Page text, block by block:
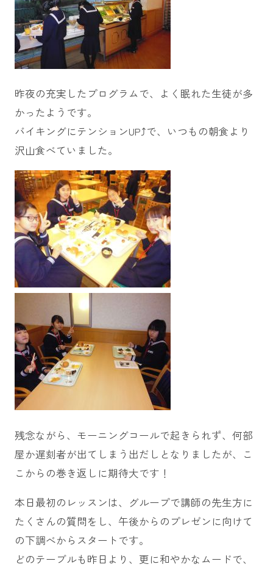
昨夜の充実したプログラムで、よく眠れた生徒が多
かったようです。
バイキングにテンションUP⤴で、いつもの朝食より
沢山食べていました。
残念ながら、モーニングコールで起きられず、何部
屋か遅刻者が出てしまう出だしとなりましたが、こ
こからの巻き返しに期待大です！
本日最初のレッスンは、グループで講師の先生方に
たくさんの質問をし、午後からのプレゼンに向けて
の下調べからスタートです。
どのテーブルも昨日より、更に和やかなムードで、